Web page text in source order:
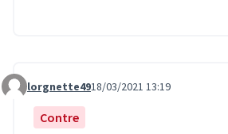
Commentaire 2853
lorgnette4918/03/2021 13:19
Contre